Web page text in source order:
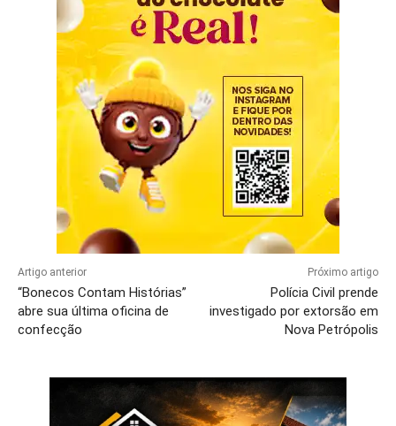
Artigo anterior
“Bonecos Contam Histórias”
abre sua última oficina de
confecção
Próximo artigo
Polícia Civil prende
investigado por extorsão em
Nova Petrópolis